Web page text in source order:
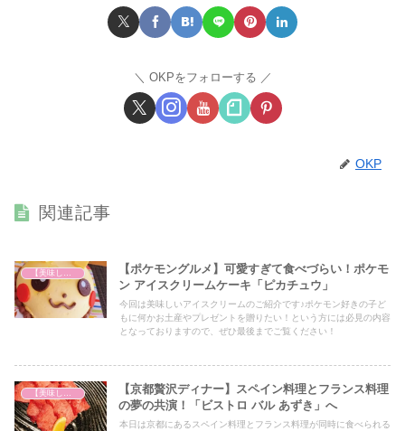
OKPをフォローする
OKP
関連記事
【美味しいは正義】
【ポケモングルメ】可愛すぎて食べづらい！ポケモ
ン アイスクリームケーキ「ピカチュウ」
今回は美味しいアイスクリームのご紹介です♪ポケモン好きの子ど
もに何かお土産やプレゼントを贈りたい！という方には必見の内容
となっておりますので、ぜひ最後までご覧ください！
【美味しいは正義】
【京都贅沢ディナー】スペイン料理とフランス料理
の夢の共演！「ビストロ バル あずき」へ
本日は京都にあるスペイン料理とフランス料理が同時に食べられる